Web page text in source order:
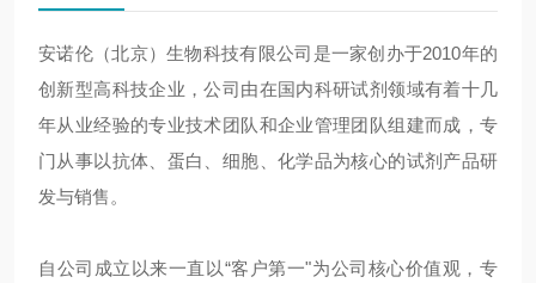
安诺伦（北京）生物科技有限公司是一家创办于2010年的
创新型高科技企业，公司由在国内科研试剂领域有着十几
年从业经验的专业技术团队和企业管理团队组建而成，专
门从事以抗体、蛋白、细胞、化学品为核心的试剂产品研
发与销售。
自公司成立以来一直以“客户第一"为公司核心价值观，专